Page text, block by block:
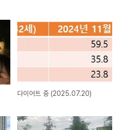
다이어트 중 (2025.07.20)